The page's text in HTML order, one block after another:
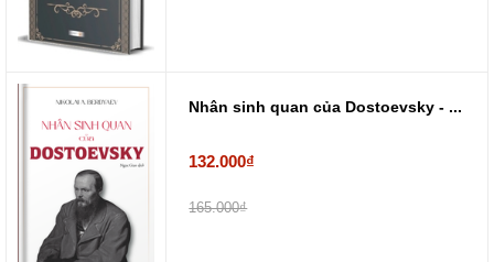
Nhân sinh quan của Dostoevsky - ...
132.000₫
165.000₫